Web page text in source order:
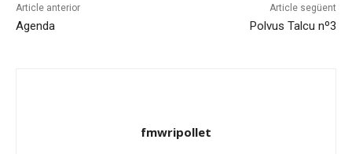
Article anterior
Agenda
Article següent
Polvus Talcu nº3
fmwripollet